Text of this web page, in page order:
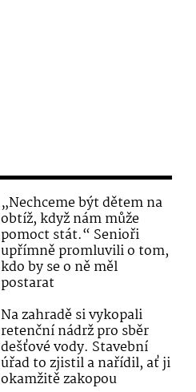
„Nechceme být dětem na
obtíž, když nám může
pomoct stát.“ Senioři
upřímně promluvili o tom,
kdo by se o ně měl
postarat
Na zahradě si vykopali
retenční nádrž pro sběr
dešťové vody. Stavební
úřad to zjistil a nařídil, ať ji
okamžitě zakopou